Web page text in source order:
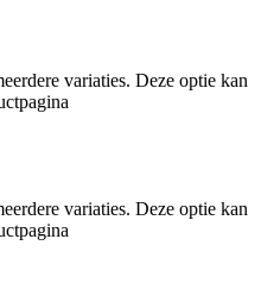
variaties. Deze optie kan
variaties. Deze optie kan